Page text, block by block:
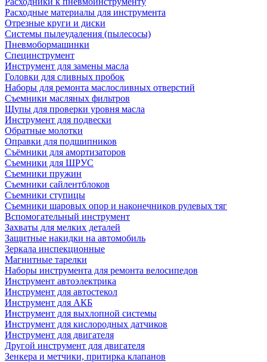
Расходные материалы для инструмента
Отрезные круги и диски
Системы пылеудаления (пылесосы)
Пневмобормашинки
Специнструмент
Инструмент для замены масла
Головки для сливных пробок
Наборы для ремонта маслосливных отверстий
Съемники масляных фильтров
Щупы для проверки уровня масла
Инструмент для подвески
Обратные молотки
Оправки для подшипников
Съёмники для амортизаторов
Съемники для ШРУС
Съемники пружин
Съемники сайлентблоков
Съемники ступицы
Съемники шаровых опор и наконечников рулевых тяг
Вспомогательный инструмент
Захваты для мелких деталей
Защитные накидки на автомобиль
Зеркала инспекционные
Магнитные тарелки
Наборы инструмента для ремонта велосипедов
Инструмент автоэлектрика
Инструмент для автостекол
Инструмент для АКБ
Инструмент для выхлопной системы
Инструмент для кислородных датчиков
Инструмент для двигателя
Другой инструмент для двигателя
Зенкера и метчики, притирка клапанов